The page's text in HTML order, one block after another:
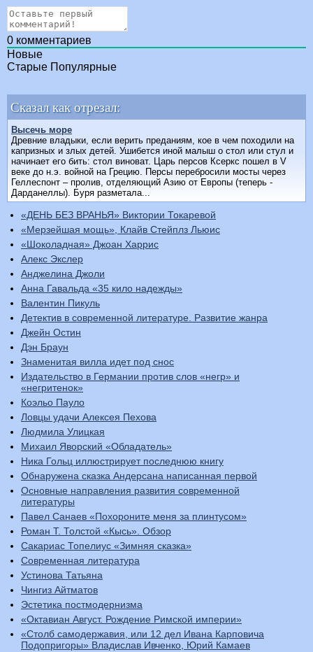
0 комментариев
Новые
Старые Популярные
Сказал как отрезал:
Высечь море
Древние владыки, если верить преданиям, кое в чем походили на
капризных и злых детей. Ушибется иной малыш о стол или стул и
начинает его бить: стол виноват. Царь персов Ксеркс пошел в V
веке до н.э. войной на Грецию. Персы перебросили мосты через
Геллеспонт – пролив, отделяющий Азию от Европы (теперь -
Дарданеллы). Буря разметала...
«ДЕНЬ БЕЗ ВРАНЬЯ» Виктории Токаревой
«Мерзейшая мощь», Клайв Стейплз Льюис
«Шоколадная» Джоан Харрис
Алекс Экслер
Анджелина Джоли
Анна Гавальда «35 кило надежды»
Валентин Пикуль
Детектив в современной литературе. Развитие жанра
Джейн Остин
Дэн Браун
Знаменитая вилла идет под снос
Издательство в Германии против слов «негр» и
«негритенок»
Коэльо Пауло
Ловцы удачи Алексея Пехова
Людмила Улицкая
Михаил Яворский «Обладатель»
Ника Гольц иллюстрирует последнюю книгу
Обнаружена сказка Андерсана написанная первой
Основные направления развития современной
литературы
Павел Санаев «Похороните меня за плинтусом»
Роман Т. Толстой «Кысь». Обзор
Сакариас Топелиус «Зимняя сказка»
Современная литература
Устинова Татьяна
Чингиз Айтматов
Эстетика постмодернизма
«Октавиан Август. Рождение Римской империи»
«Столб самодержавия, или 12 дел Ивана Карповича
Подопригоры» Владислав Ивченко, Юрий Камаев